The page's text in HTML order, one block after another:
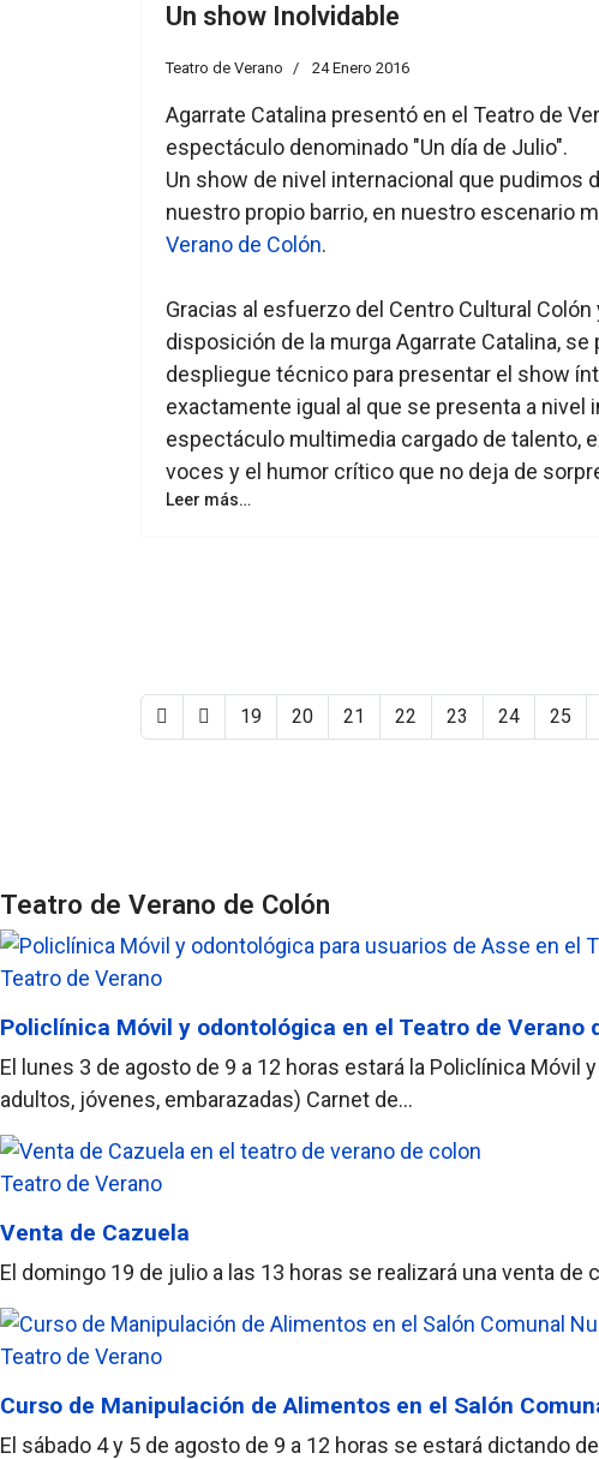
Un show Inolvidable
Teatro de Verano 24 Enero 2016
Agarrate Catalina presentó en el Teatro de
espectáculo denominado "Un día de Julio".
Un show de nivel internacional que pudimos
nuestro propio barrio, en nuestro escenario
Verano de Colón.
Gracias al esfuerzo del Centro Cultural Colón
disposición de la murga Agarrate Catalina, se
despliegue técnico para presentar el show
exactamente igual al que se presenta a nivel
espectáculo multimedia cargado de talento,
voces y el humor crítico que no deja de
Leer más…
19 20 21 22 23 24 25
Teatro de Verano de Colón
Teatro de Verano
Policlínica Móvil y odontológica en el Teatro de Verano
El lunes 3 de agosto de 9 a 12 horas estará la Policlínica
adultos, jóvenes, embarazadas) Carnet de...
Teatro de Verano
Venta de Cazuela
El domingo 19 de julio a las 13 horas se realizará una venta
Teatro de Verano
Curso de Manipulación de Alimentos en el Salón
El sábado 4 y 5 de agosto de 9 a 12 horas se estará dictando